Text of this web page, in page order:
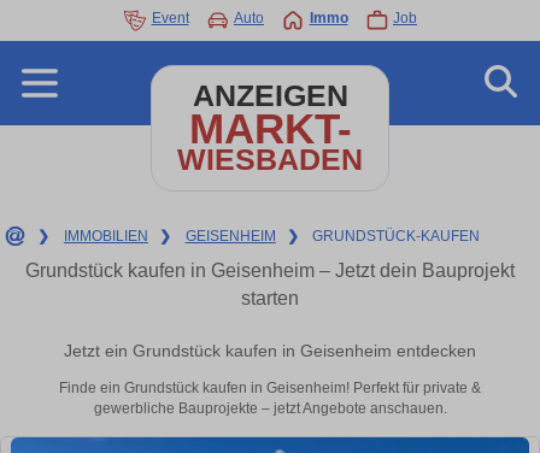
Event Auto Immo Job
ANZEIGEN
MARKT-
WIESBADEN
❯ IMMOBILIEN ❯ GEISENHEIM ❯ GRUNDSTÜCK-KAUFEN
Grundstück kaufen in Geisenheim – Jetzt dein Bauprojekt
starten
Jetzt ein Grundstück kaufen in Geisenheim entdecken
Finde ein Grundstück kaufen in Geisenheim! Perfekt für private &
gewerbliche Bauprojekte – jetzt Angebote anschauen.